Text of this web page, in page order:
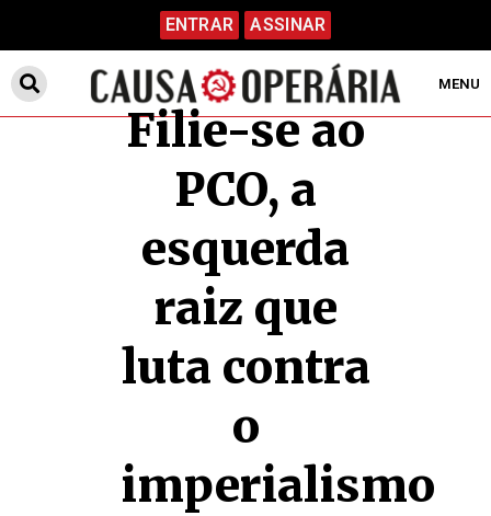
ENTRAR ASSINAR
MENU
Filie-se ao
PCO, a
esquerda
raiz que
luta contra
o
imperialismo